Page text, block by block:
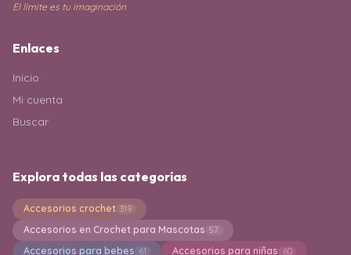
El límite es tu imaginación
Enlaces
Inicio
Mi cuenta
Buscar
Explora todas las categorías
Accesorios crochet 319
Accesorios en Crochet para Mascotas 57
Accesorios para bebes 61 Accesorios para niñas 60